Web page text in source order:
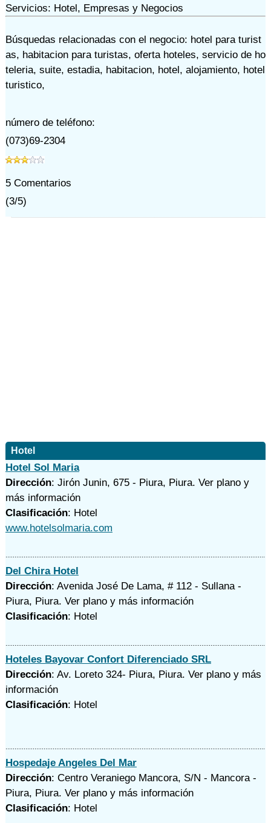
Servicios: Hotel, Empresas y Negocios
Búsquedas relacionadas con el negocio: hotel para turist
as, habitacion para turistas, oferta hoteles, servicio de ho
teleria, suite, estadia, habitacion, hotel, alojamiento, hotel
turistico,
número de teléfono:
(073)69-2304
5Comentarios
(3/5)
Hotel
Hotel Sol Maria
Dirección: Jirón Junin, 675 - Piura, Piura. Ver plano y
más información
Clasificación: Hotel
www.hotelsolmaria.com
Del Chira Hotel
Dirección: Avenida José De Lama, # 112 - Sullana -
Piura, Piura. Ver plano y más información
Clasificación: Hotel
Hoteles Bayovar Confort Diferenciado SRL
Dirección: Av. Loreto 324- Piura, Piura. Ver plano y más
información
Clasificación: Hotel
Hospedaje Angeles Del Mar
Dirección: Centro Veraniego Mancora, S/N - Mancora -
Piura, Piura. Ver plano y más información
Clasificación: Hotel